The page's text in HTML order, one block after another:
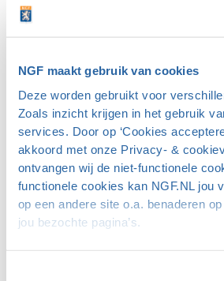
NGF maakt gebruik van cookies
Deze worden gebruikt voor
Zoals inzicht krijgen in het gebruik
services. Door op ‘Cookies
akkoord met onze Privacy- &
ontvangen wij de niet-functionele
functionele cookies kan NGF.NL jou
op een andere site o.a. benaderen
jou bezochte pagina’s.
goede doel is Plan International.
aan een wereld waarin meisjes en
hebben. Plan International voert
landen in Afrika, het Midden-Oosten,
Amerika, zodat meisjes kunnen
ontwikkelen, voor zichzelf leren
beslissingen leren te nemen.
Niet alleen bij het NGF
Big Green Egg Open van 2023 is
voor Plan International. De totale